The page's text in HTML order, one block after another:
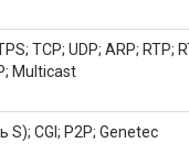
TCP; UDP; ARP; RTP;
Multicast
S); CGI; P2P; Genetec